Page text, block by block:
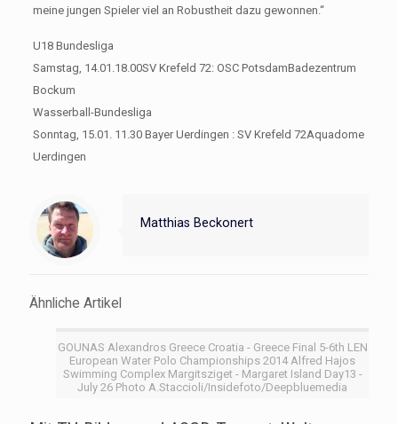
meine jungen Spieler viel an Robustheit dazu gewonnen.“
U18 Bundesliga
Samstag, 14.01.​18.00​SV Krefeld 72: OSC Potsdam​​Badezentrum
Bockum
Wasserball-Bundesliga
Sonntag, 15.01. ​11.30 Bayer Uerdingen : SV Krefeld 72​Aquadome
Uerdingen
Matthias Beckonert
Ähnliche Artikel
GOUNAS Alexandros Greece Croatia - Greece Final 5-6th LEN
European Water Polo Championships 2014 Alfred Hajos
Swimming Complex Margitsziget - Margaret Island Day13 -
July 26 Photo A.Staccioli/Insidefoto/Deepbluemedia